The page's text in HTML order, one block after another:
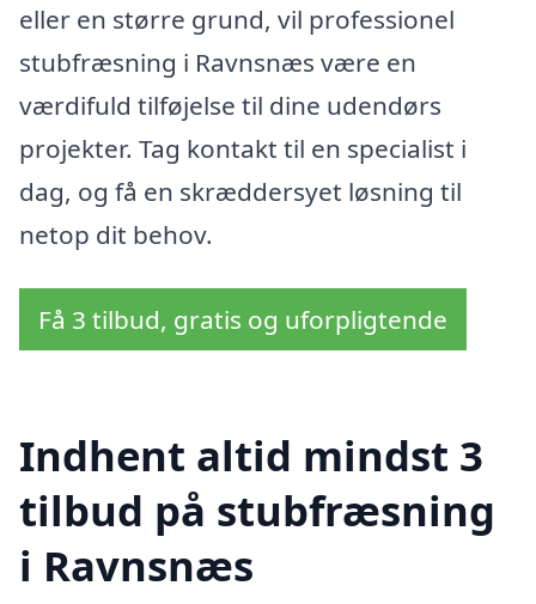
eller en større grund, vil professionel
stubfræsning i Ravnsnæs være en
værdifuld tilføjelse til dine udendørs
projekter. Tag kontakt til en specialist i
dag, og få en skræddersyet løsning til
netop dit behov.
Få 3 tilbud, gratis og uforpligtende
Indhent altid mindst 3
tilbud på stubfræsning
i Ravnsnæs